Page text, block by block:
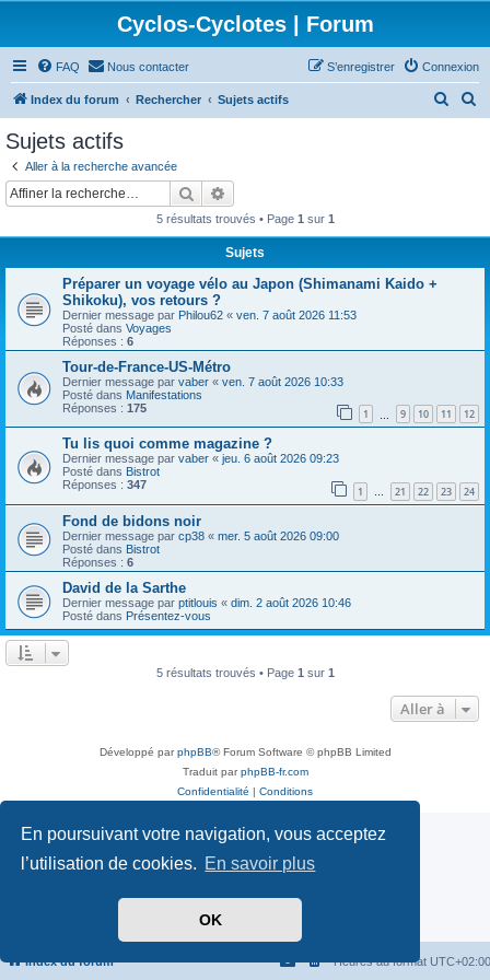
En poursuivant votre navigation, vous acceptez
l’utilisation de cookies. En savoir plus
OK
Cyclos-Cyclotes | Forum
FAQ Nous contacter Connexion
S’enregistrer
Index du forum Rechercher Sujets actifs
Sujets actifs
Aller à la recherche avancée
Rechercher
5 résultats trouvés • Page 1 sur 1
Sujets
Préparer un voyage vélo au Japon (Shimanami Kaido +
Shikoku), vos retours ?
Dernier message par Philou62 « ven. 7 août 2026 11:53
Posté dans Voyages
Réponses : 6
Tour-de-France-US-Métro
Dernier message par vaber « ven. 7 août 2026 10:33
Posté dans Manifestations
Réponses : 175 1 9 10 11 12
Tu lis quoi comme magazine ?
Dernier message par vaber « jeu. 6 août 2026 09:23
Posté dans Bistrot
Réponses : 347 1 … 21 22 23 24
Fond de bidons noir
Dernier message par cp38 « mer. 5 août 2026 09:00
Posté dans Bistrot
Réponses : 6
David de la Sarthe
Dernier message par ptitlouis « dim. 2 août 2026 10:46
Posté dans Présentez-vous
5 résultats trouvés • Page 1 sur 1
Aller à
Index du forum Heures au format UTC+02:00
Développé parphpBB® Forum Software © phpBB Limited
Traduit parphpBB-fr.com
Confidentialité | Conditions